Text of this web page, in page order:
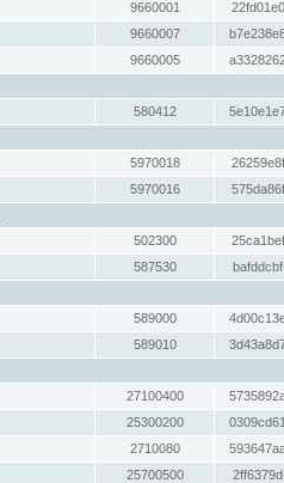
9660001
9660007
9660005
580412
5970018
5970016
502300
587530
589000
589010
27100400
25300200
2710080
25700500